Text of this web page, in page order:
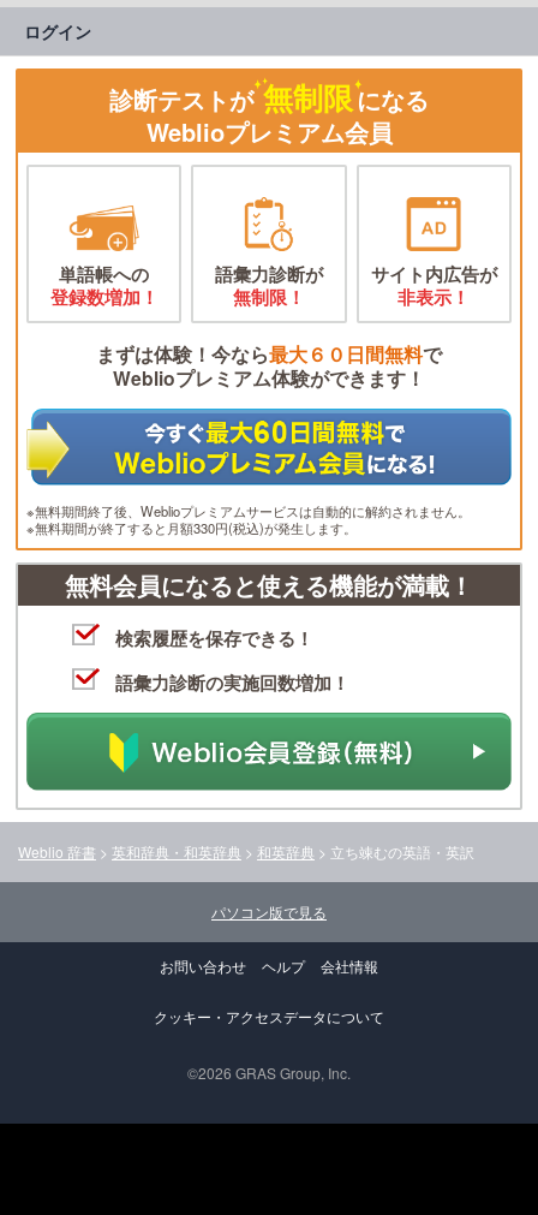
ログイン
診断テストが 無制限になる
Weblioプレミアム会員
単語帳への
登録数増加！
語彙力診断が
無制限！
サイト内広告が
非表示！
まずは体験！今なら最大６０日間無料で
Weblioプレミアム体験ができます！
※無料期間終了後、Weblioプレミアムサービスは自動的に解約されません。
※無料期間が終了すると月額330円(税込)が発生します。
無料会員になると使える機能が満載！
検索履歴を保存できる！
語彙力診断の実施回数増加！
Weblio 辞書 > 英和辞典・和英辞典 > 和英辞典 > 立ち竦むの英語・英訳
パソコン版で見る
お問い合わせ ヘルプ 会社情報
クッキー・アクセスデータについて
©2026 GRAS Group, Inc.